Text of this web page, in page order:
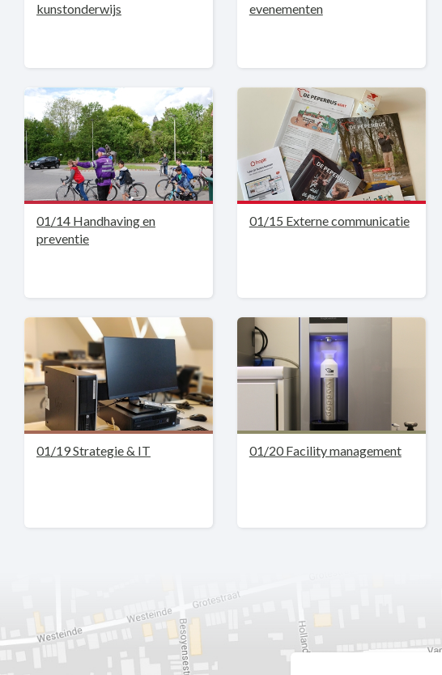
kunstonderwijs
evenementen
01/14 Handhaving en
preventie
01/15 Externe communicatie
01/19 Strategie & IT 01/20 Facility management